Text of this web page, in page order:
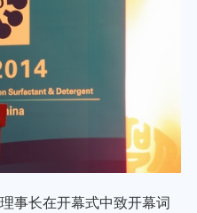
事长在开幕式中致开幕词